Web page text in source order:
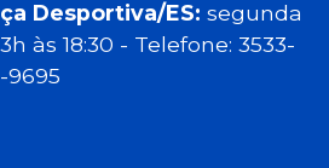
Desportiva/ES: segunda
às 18:30 - Telefone: 3533-
9695